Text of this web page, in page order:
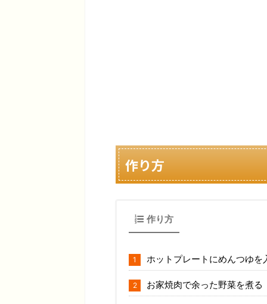
作り方
作り方
ホットプレートにめんつゆを
お家焼肉で余った野菜を煮る